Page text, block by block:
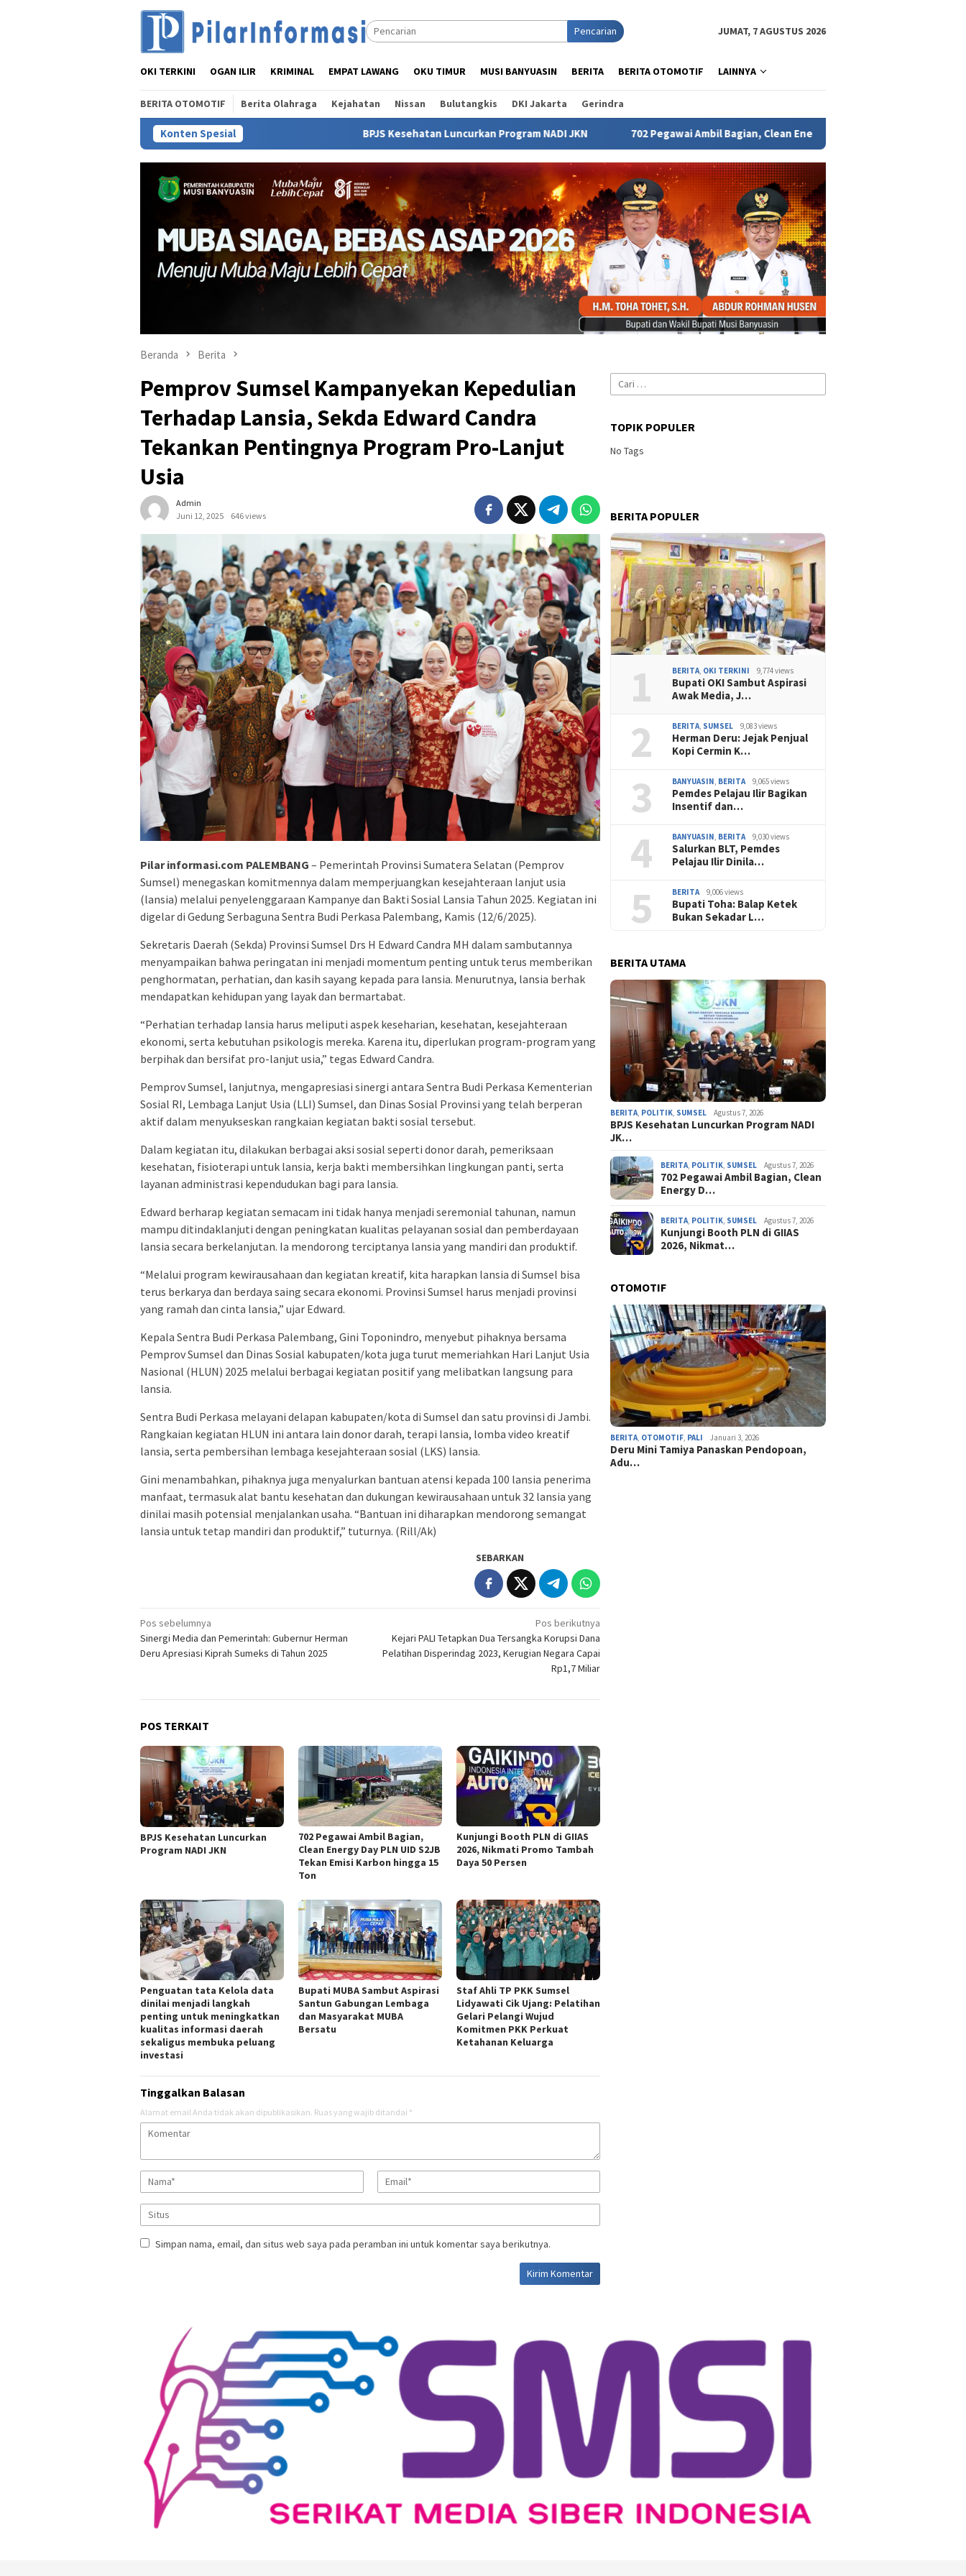
Pencarian JUMAT, 7 AGUSTUS 2026
OKI TERKINI OGAN ILIR KRIMINAL EMPAT LAWANG OKU TIMUR MUSI BANYUASIN BERITA BERITA OTOMOTIF LAINNYA
BERITA OTOMOTIF Berita Olahraga Kejahatan Nissan Bulutangkis DKI Jakarta Gerindra
Konten Spesial BPJS Kesehatan Luncurkan Program NADI JKN 702 Pegawai Ambil Bagian, Clean Energy Day PLN UID S2JB Tekan Emisi Karbon hingga
Beranda Berita
Pemprov Sumsel Kampanyekan Kepedulian
Terhadap Lansia, Sekda Edward Candra
Tekankan Pentingnya Program Pro-Lanjut
Usia
Admin
Juni 12, 2025
646 views
Pilar informasi.com PALEMBANG – Pemerintah Provinsi Sumatera Selatan (Pemprov
Sumsel) menegaskan komitmennya dalam memperjuangkan kesejahteraan lanjut usia
(lansia) melalui penyelenggaraan Kampanye dan Bakti Sosial Lansia Tahun 2025. Kegiatan ini
digelar di Gedung Serbaguna Sentra Budi Perkasa Palembang, Kamis (12/6/2025).
Sekretaris Daerah (Sekda) Provinsi Sumsel Drs H Edward Candra MH dalam sambutannya
menyampaikan bahwa peringatan ini menjadi momentum penting untuk terus memberikan
penghormatan, perhatian, dan kasih sayang kepada para lansia. Menurutnya, lansia berhak
mendapatkan kehidupan yang layak dan bermartabat.
“Perhatian terhadap lansia harus meliputi aspek keseharian, kesehatan, kesejahteraan
ekonomi, serta kebutuhan psikologis mereka. Karena itu, diperlukan program-program yang
berpihak dan bersifat pro-lanjut usia,” tegas Edward Candra.
Pemprov Sumsel, lanjutnya, mengapresiasi sinergi antara Sentra Budi Perkasa Kementerian
Sosial RI, Lembaga Lanjut Usia (LLI) Sumsel, dan Dinas Sosial Provinsi yang telah berperan
aktif dalam menyukseskan rangkaian kegiatan bakti sosial tersebut.
Dalam kegiatan itu, dilakukan berbagai aksi sosial seperti donor darah, pemeriksaan
kesehatan, fisioterapi untuk lansia, kerja bakti membersihkan lingkungan panti, serta
layanan administrasi kependudukan bagi para lansia.
Edward berharap kegiatan semacam ini tidak hanya menjadi seremonial tahunan, namun
mampu ditindaklanjuti dengan peningkatan kualitas pelayanan sosial dan pemberdayaan
lansia secara berkelanjutan. Ia mendorong terciptanya lansia yang mandiri dan produktif.
“Melalui program kewirausahaan dan kegiatan kreatif, kita harapkan lansia di Sumsel bisa
terus berkarya dan berdaya saing secara ekonomi. Provinsi Sumsel harus menjadi provinsi
yang ramah dan cinta lansia,” ujar Edward.
Kepala Sentra Budi Perkasa Palembang, Gini Toponindro, menyebut pihaknya bersama
Pemprov Sumsel dan Dinas Sosial kabupaten/kota juga turut memeriahkan Hari Lanjut Usia
Nasional (HLUN) 2025 melalui berbagai kegiatan positif yang melibatkan langsung para
lansia.
Sentra Budi Perkasa melayani delapan kabupaten/kota di Sumsel dan satu provinsi di Jambi.
Rangkaian kegiatan HLUN ini antara lain donor darah, terapi lansia, lomba video kreatif
lansia, serta pembersihan lembaga kesejahteraan sosial (LKS) lansia.
Gini menambahkan, pihaknya juga menyalurkan bantuan atensi kepada 100 lansia penerima
manfaat, termasuk alat bantu kesehatan dan dukungan kewirausahaan untuk 32 lansia yang
dinilai masih potensial menjalankan usaha. “Bantuan ini diharapkan mendorong semangat
lansia untuk tetap mandiri dan produktif,” tuturnya. (Rill/Ak)
SEBARKAN
Navigasi
pos
Pos sebelumnya
Sinergi Media dan Pemerintah: Gubernur Herman
Deru Apresiasi Kiprah Sumeks di Tahun 2025
Pos berikutnya
Kejari PALI Tetapkan Dua Tersangka Korupsi Dana
Pelatihan Disperindag 2023, Kerugian Negara Capai
Rp1,7 Miliar
POS TERKAIT
BPJS Kesehatan Luncurkan
Program NADI JKN
702 Pegawai Ambil Bagian,
Clean Energy Day PLN UID S2JB
Tekan Emisi Karbon hingga 15
Ton
Kunjungi Booth PLN di GIIAS
2026, Nikmati Promo Tambah
Daya 50 Persen
Penguatan tata Kelola data
dinilai menjadi langkah
penting untuk meningkatkan
kualitas informasi daerah
sekaligus membuka peluang
investasi
Bupati MUBA Sambut Aspirasi
Santun Gabungan Lembaga
dan Masyarakat MUBA
Bersatu
Staf Ahli TP PKK Sumsel
Lidyawati Cik Ujang: Pelatihan
Gelari Pelangi Wujud
Komitmen PKK Perkuat
Ketahanan Keluarga
Tinggalkan Balasan
Alamat email Anda tidak akan dipublikasikan. Ruas yang wajib ditandai *
Simpan nama, email, dan situs web saya pada peramban ini untuk komentar saya berikutnya.
Cari
untuk:
TOPIK POPULER
No Tags
BERITA POPULER
1 BERITA, OKI TERKINI 9,774 views
Bupati OKI Sambut Aspirasi
Awak Media, J…
2 BERITA, SUMSEL 9,083 views
Herman Deru: Jejak Penjual
Kopi Cermin K…
3 BANYUASIN, BERITA 9,065 views
Pemdes Pelajau Ilir Bagikan
Insentif dan…
4 BANYUASIN, BERITA 9,030 views
Salurkan BLT, Pemdes
Pelajau Ilir Dinila…
5 BERITA 9,006 views
Bupati Toha: Balap Ketek
Bukan Sekadar L…
BERITA UTAMA
BERITA, POLITIK, SUMSEL Agustus 7, 2026
BPJS Kesehatan Luncurkan Program NADI
JK…
BERITA, POLITIK, SUMSEL Agustus 7, 2026
702 Pegawai Ambil Bagian, Clean
Energy D…
BERITA, POLITIK, SUMSEL Agustus 7, 2026
Kunjungi Booth PLN di GIIAS
2026, Nikmat…
OTOMOTIF
BERITA, OTOMOTIF, PALI Januari 3, 2026
Deru Mini Tamiya Panaskan Pendopoan,
Adu…